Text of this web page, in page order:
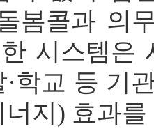
봄콜과 의
시스템은
학교 등 기
지) 효과